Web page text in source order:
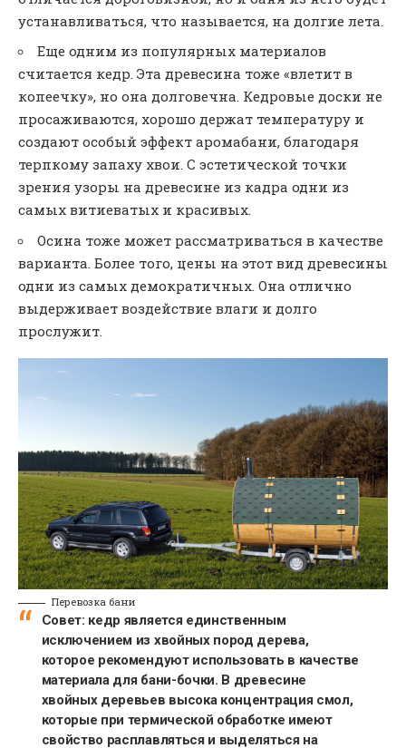
устанавливаться, что называется, на долгие лета.
Еще одним из популярных материалов
считается кедр. Эта древесина тоже «влетит в
копеечку», но она долговечна. Кедровые доски не
просаживаются, хорошо держат температуру и
создают особый эффект аромабани, благодаря
терпкому запаху хвои. С эстетической точки
зрения узоры на древесине из кадра одни из
самых витиеватых и красивых.
Осина тоже может рассматриваться в качестве
варианта. Более того, цены на этот вид древесины
одни из самых демократичных. Она отлично
выдерживает воздействие влаги и долго
прослужит.
Перевозка бани
Совет: кедр является единственным
исключением из хвойных пород дерева,
которое рекомендуют использовать в качестве
материала для бани-бочки. В древесине
хвойных деревьев высока концентрация смол,
которые при термической обработке имеют
свойство расплавляться и выделяться на